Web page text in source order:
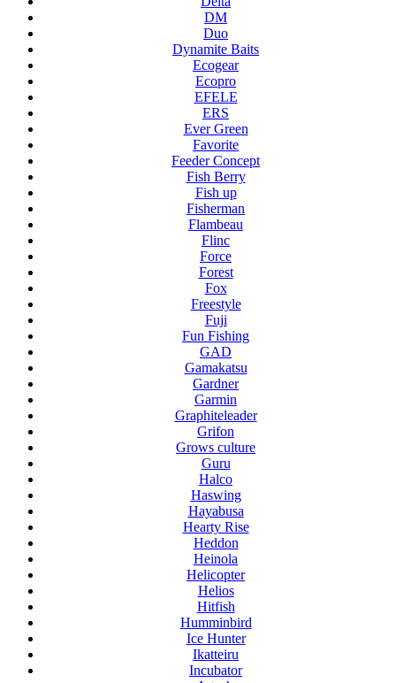
DM
Duo
Dynamite Baits
Ecogear
Ecopro
EFELE
ERS
Ever Green
Favorite
Feeder Concept
Fish Berry
Fish up
Fisherman
Flambeau
Flinc
Force
Forest
Fox
Freestyle
Fuji
Fun Fishing
GAD
Gamakatsu
Gardner
Garmin
Graphiteleader
Grifon
Grows culture
Guru
Halco
Haswing
Hayabusa
Hearty Rise
Heddon
Heinola
Helicopter
Helios
Hitfish
Humminbird
Ice Hunter
Ikatteiru
Incubator